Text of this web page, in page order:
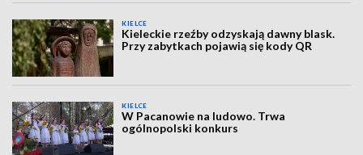
KIELCE
Kieleckie rzeźby odzyskają dawny blask.
Przy zabytkach pojawią się kody QR
KIELCE
W Pacanowie na ludowo. Trwa
ogólnopolski konkurs